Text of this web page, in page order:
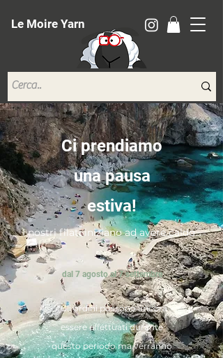
Le Moire Yarn
Ci prendiamo
una pausa
estiva!
I nostri filati iniziano ad avere caldo...
dal 7 agosto al 7 settembre
*Gli ordini possono ancora
essere effettuati durante
questo periodo ma verranno